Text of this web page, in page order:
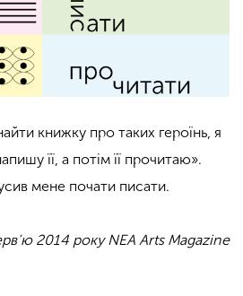
книжку про таких героїнь, я
її, а потім її прочитаю».
мене почати писати.
2014 року NEA Arts Magazine